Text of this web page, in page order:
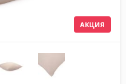
АКЦИЯ